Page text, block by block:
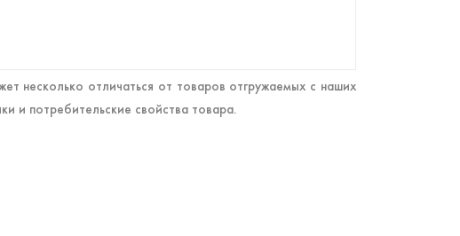
несколько отличаться от товаров отгружаемых с наших
и потребительские свойства товара.